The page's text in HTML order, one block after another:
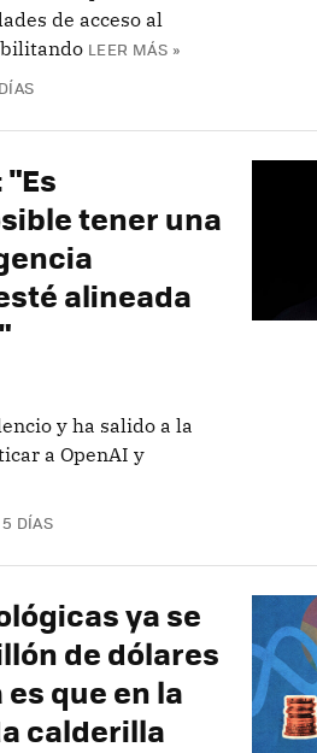
de acceso al
LEER MÁS »
tener una
alineada
y ha salido a la
a OpenAI y
DÍAS
ya se
de dólares
que en la
calderilla